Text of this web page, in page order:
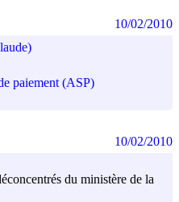
paiement (ASP)
10/02/2010
du ministère de la
10/02/2010